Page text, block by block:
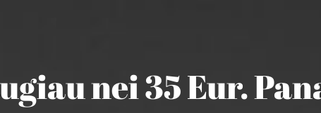
nei 35 Eur.